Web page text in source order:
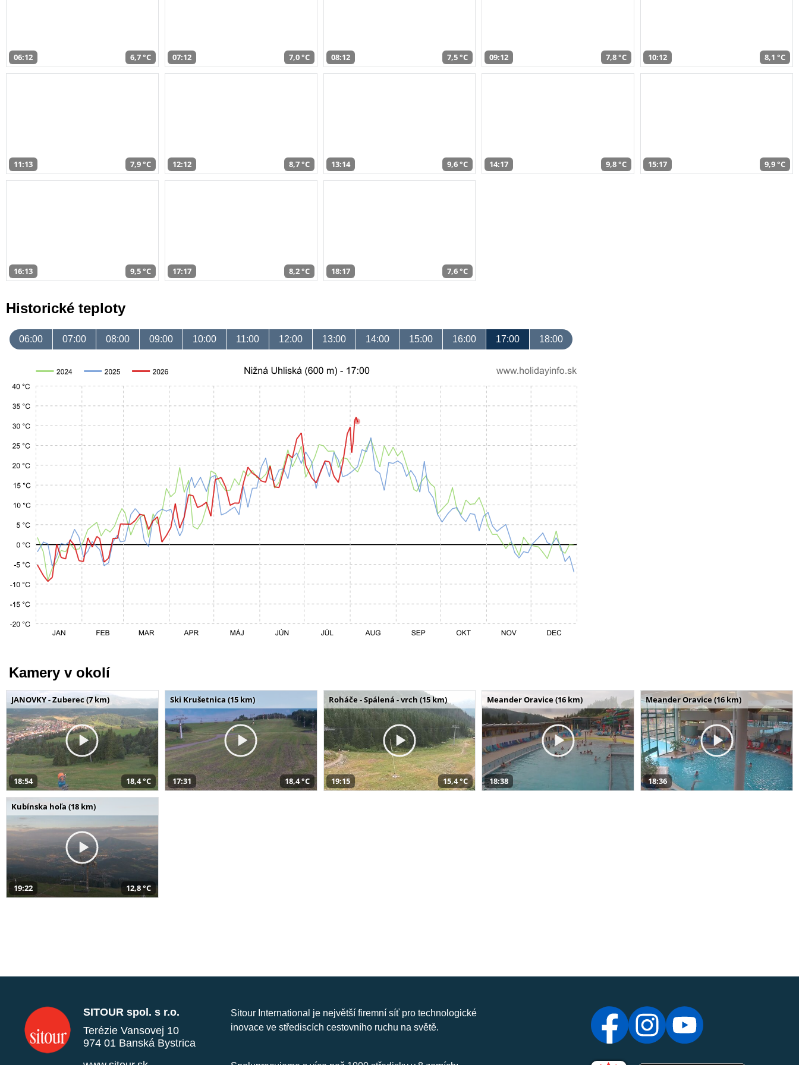
06:12 6,7 °C 07:12 7,0 °C 08:12 7,5 °C 09:12 7,8 °C 10:12 8,1 °C
11:13 7,9 °C 12:12 8,7 °C 13:14 9,6 °C 14:17 9,8 °C 15:17 9,9 °C
16:13 9,5 °C 17:17 8,2 °C 18:17 7,6 °C
Historické teploty
06:00 07:00 08:00 09:00 10:00 11:00 12:00 13:00 14:00 15:00 16:00 17:00 18:00
Kamery v okolí
JANOVKY - Zuberec (7 km)
18:54 18,4 °C
Ski Krušetnica (15 km)
17:31 18,4 °C
Roháče - Spálená - vrch (15 km)
19:15 15,4 °C
Meander Oravice (16 km)
18:38
Meander Oravice (16 km)
18:36
Kubínska hoľa (18 km)
19:22 12,8 °C
SITOUR spol. s r.o.
Terézie Vansovej 10
974 01 Banská Bystrica
Sitour International je největší firemní síť pro technologické
inovace ve střediscích cestovního ruchu na světě.